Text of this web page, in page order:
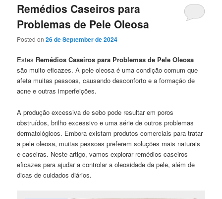
Remédios Caseiros para
Problemas de Pele Oleosa
Posted on26 de September de 2024
Estes Remédios Caseiros para Problemas de Pele Oleosa
são muito eficazes. A pele oleosa é uma condição comum que
afeta muitas pessoas, causando desconforto e a formação de
acne e outras imperfeições.
A produção excessiva de sebo pode resultar em poros
obstruídos, brilho excessivo e uma série de outros problemas
dermatológicos. Embora existam produtos comerciais para tratar
a pele oleosa, muitas pessoas preferem soluções mais naturais
e caseiras. Neste artigo, vamos explorar remédios caseiros
eficazes para ajudar a controlar a oleosidade da pele, além de
dicas de cuidados diários.